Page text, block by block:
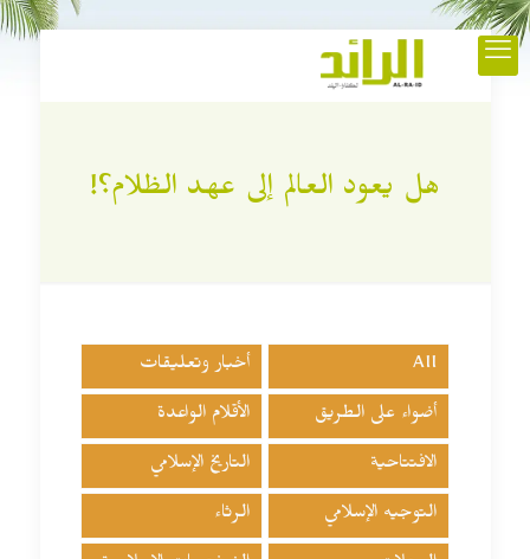
هل يعود العالم إلى عهد الظلام؟!
All أخبار وتعليقات
أضواء على الطريق الأقلام الواعدة
الافتتاحية التاريخ الإسلامي
التوجيه الإسلامي الرثاء